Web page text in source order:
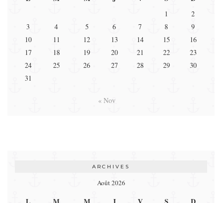
1
2
3
4 5 6 7 8
9
10
11 12 13 14 15
16
17
18 19 20 21 22
23
24
25 26 27 28 29
30
31
« Nov
ARCHIVES
Août 2026